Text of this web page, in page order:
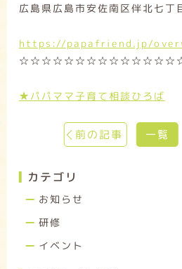
広島県広島市安佐南区伴北七
https://papafriend.jp/
★パパママ子育て相談ひろば
前の記事 一覧
カテゴリ
お知らせ
研修
イベント